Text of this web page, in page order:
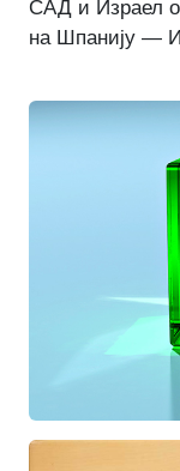
САД и Израел
на Шпанију —